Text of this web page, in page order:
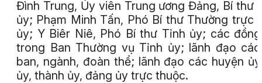
Đình Trung, Ủy viên Trung ương Đảng, Bí thư
ủy; Phạm Minh Tấn, Phó Bí thư Thường trực
ủy; Y Biêr Niê, Phó Bí thư Tỉnh ủy; các
trong Ban Thường vụ Tỉnh ủy; lãnh đạo
ban, ngành, đoàn thể; lãnh đạo các huyện
ủy, thành ủy, đảng ủy trực thuộc.